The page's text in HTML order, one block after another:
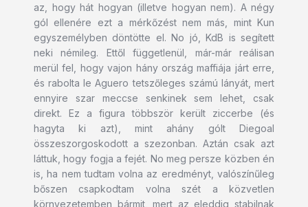
az, hogy hát hogyan (illetve hogyan nem). A négy
gól ellenére ezt a mérkőzést nem más, mint Kun
egyszemélyben döntötte el. No jó, KdB is segített
neki némileg. Ettől függetlenül, már-már reálisan
merül fel, hogy vajon hány ország maffiája járt erre,
és rabolta le Aguero tetszőleges számú lányát, mert
ennyire szar meccse senkinek sem lehet, csak
direkt. Ez a figura többször került ziccerbe (és
hagyta ki azt), mint ahány gólt Diegoal
összeszorgoskodott a szezonban. Aztán csak azt
láttuk, hogy fogja a fejét. No meg persze közben én
is, ha nem tudtam volna az eredményt, valószínűleg
bőszen csapkodtam volna szét a közvetlen
környezetemben bármit, mert az eleddig stabilnak